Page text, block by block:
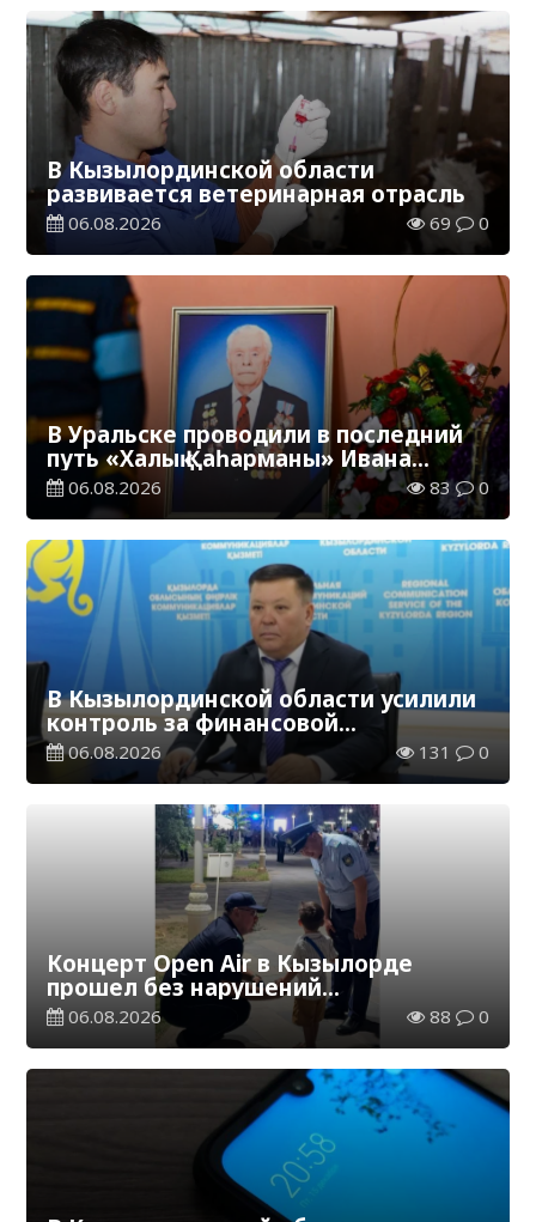
В Кызылординской области
развивается ветеринарная отрасль
06.08.2026 69 0
В Уральске проводили в последний
путь «Халық Қаһарманы» Ивана
Степановича Гапича
06.08.2026 83 0
В Кызылординской области усилили
контроль за финансовой
дисциплиной
06.08.2026 131 0
Концерт Open Air в Кызылорде
прошел без нарушений
общественного порядка
06.08.2026 88 0